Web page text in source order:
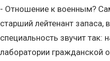
- Отношение к военным?
старший лейтенант запаса,
специальность звучит так:
лаборатории гражданской